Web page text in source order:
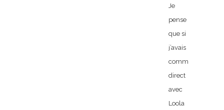
Je
pense
que si
j’avais
commencé
direct
avec
Loola